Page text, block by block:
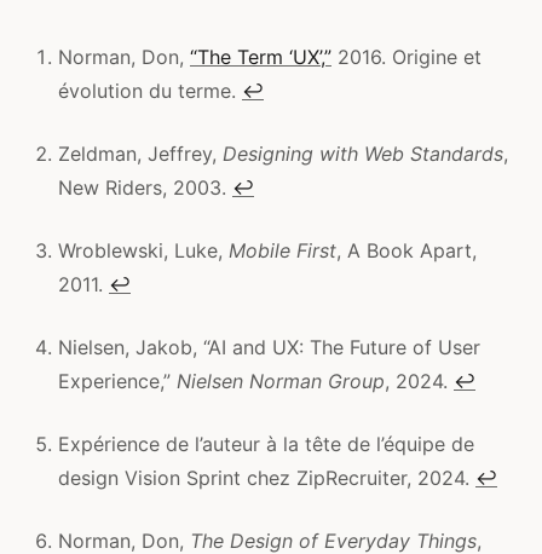
Norman, Don, “The Term ‘UX’,” 2016. Origine et
évolution du terme. ↩
Zeldman, Jeffrey, Designing with Web Standards,
New Riders, 2003. ↩
Wroblewski, Luke, Mobile First, A Book Apart,
2011. ↩
Nielsen, Jakob, “AI and UX: The Future of User
Experience,” Nielsen Norman Group, 2024. ↩
Expérience de l’auteur à la tête de l’équipe de
design Vision Sprint chez ZipRecruiter, 2024. ↩
Norman, Don, The Design of Everyday Things,